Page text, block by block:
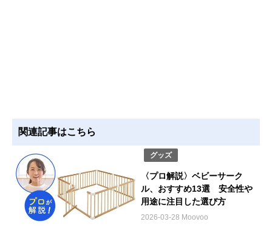
関連記事はこちら
グッズ
〈プロ解説〉ベビーサーク
ル、おすすめ13選 安全性や
用途に注目した選び方
2026-03-28 Moovoo